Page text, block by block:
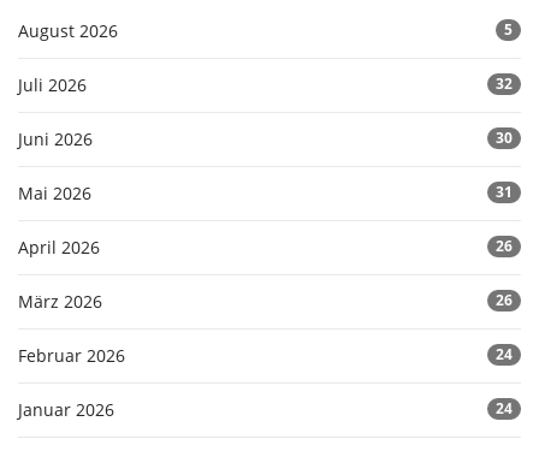
August 2026 5
Juli 2026 32
Juni 2026 30
Mai 2026 31
April 2026 26
März 2026 26
Februar 2026 24
Januar 2026 24